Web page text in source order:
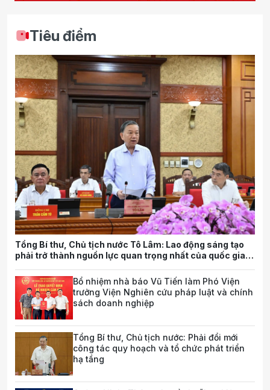
Tiêu điểm
Tổng Bí thư, Chủ tịch nước Tô Lâm: Lao động sáng tạo
phải trở thành nguồn lực quan trọng nhất của quốc gia
Bổ nhiệm nhà báo Vũ Tiến làm Phó Viện
trưởng Viện Nghiên cứu pháp luật và chính
sách doanh nghiệp
Tổng Bí thư, Chủ tịch nước: Phải đổi mới
công tác quy hoạch và tổ chức phát triển
hạ tầng